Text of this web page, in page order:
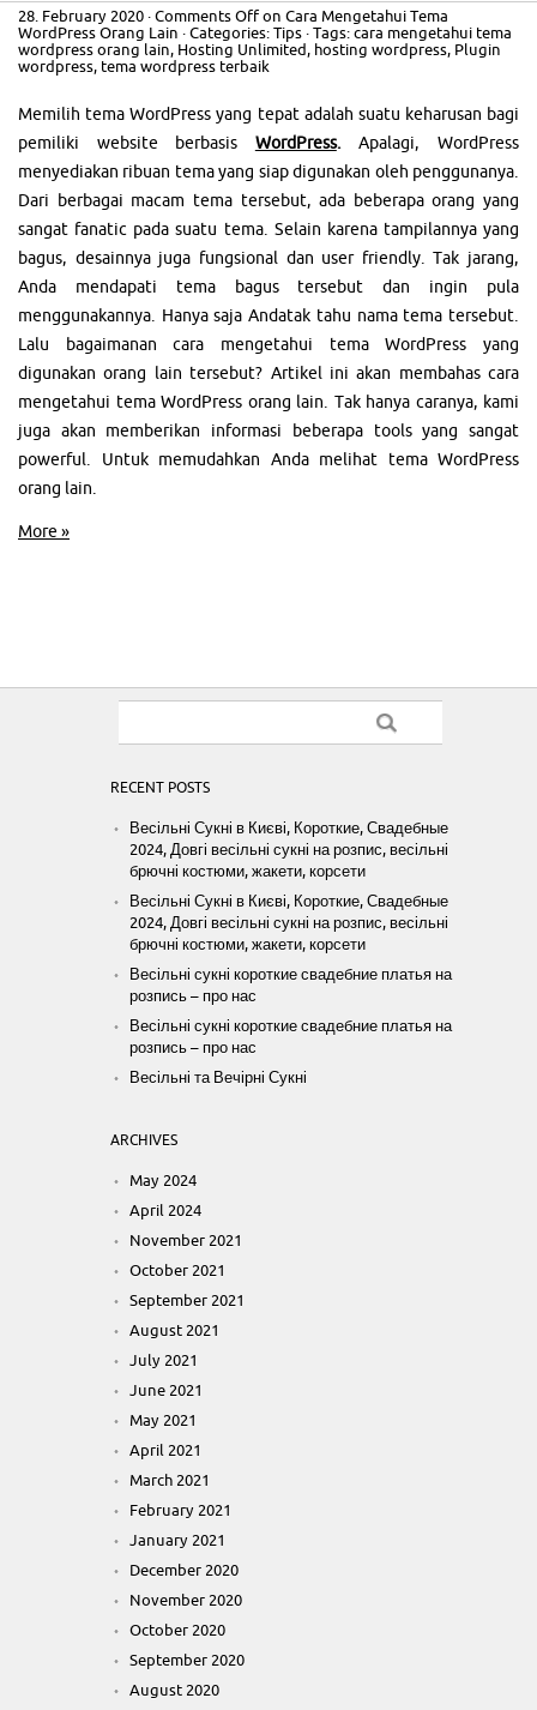
28. February 2020 · Comments Off on Cara Mengetahui Tema
WordPress Orang Lain · Categories: Tips · Tags: cara mengetahui tema
wordpress orang lain, Hosting Unlimited , hosting wordpress, Plugin
wordpress, tema wordpress terbaik
Memilih tema WordPress yang tepat adalah suatu keharusan bagi
pemiliki website berbasis WordPress. Apalagi, WordPress
menyediakan ribuan tema yang siap digunakan oleh penggunanya.
Dari berbagai macam tema tersebut, ada beberapa orang yang
sangat fanatic pada suatu tema. Selain karena tampilannya yang
bagus, desainnya juga fungsional dan user friendly. Tak jarang,
Anda mendapati tema bagus tersebut dan ingin pula
menggunakannya. Hanya saja Andatak tahu nama tema tersebut.
Lalu bagaimanan cara mengetahui tema WordPress yang
digunakan orang lain tersebut? Artikel ini akan membahas cara
mengetahui tema WordPress orang lain. Tak hanya caranya, kami
juga akan memberikan informasi beberapa tools yang sangat
powerful. Untuk memudahkan Anda melihat tema WordPress
orang lain.
More »
RECENT POSTS
Весільні Сукні в Києві, Короткие, Свадебные
2024, Довгі весільні сукні на розпис, весільні
брючні костюми, жакети, корсети
Весільні Сукні в Києві, Короткие, Свадебные
2024, Довгі весільні сукні на розпис, весільні
брючні костюми, жакети, корсети
Весільні сукні короткие свадебние платья на
розпись – про нас
Весільні сукні короткие свадебние платья на
розпись – про нас
Весільні та Вечірні Сукні
ARCHIVES
May 2024
April 2024
November 2021
October 2021
September 2021
August 2021
July 2021
June 2021
May 2021
April 2021
March 2021
February 2021
January 2021
December 2020
November 2020
October 2020
September 2020
August 2020